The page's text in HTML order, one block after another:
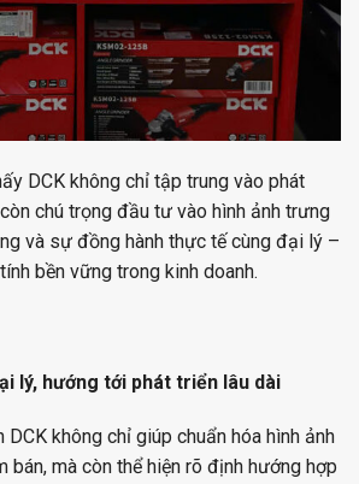
DCK không chỉ tập trung vào phát
chú trọng đầu tư vào hình ảnh trưng
và sự đồng hành thực tế cùng đại lý –
bền vững trong kinh doanh.
lý, hướng tới phát triển lâu dài
không chỉ giúp chuẩn hóa hình ảnh
bán, mà còn thể hiện rõ định hướng hợp